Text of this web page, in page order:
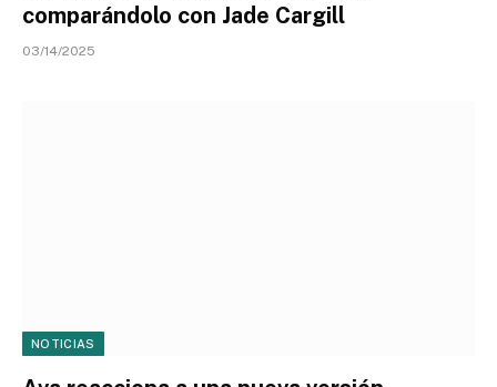
comparándolo con Jade Cargill
03/14/2025
NOTICIAS